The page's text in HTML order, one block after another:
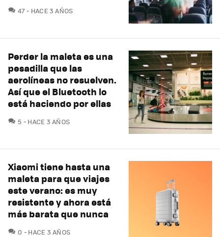
47COMENTARIOS
HACE 3 AÑOS
Perder la maleta es una
pesadilla que las
aerolíneas no resuelven.
Así que el Bluetooth lo
está haciendo por ellas
5 COMENTARIOS
HACE 3 AÑOS
Xiaomi tiene hasta una
maleta para que viajes
este verano: es muy
resistente y ahora está
más barata que nunca
0 COMENTARIOS
HACE 3 AÑOS